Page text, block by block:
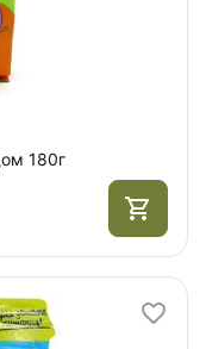
180г